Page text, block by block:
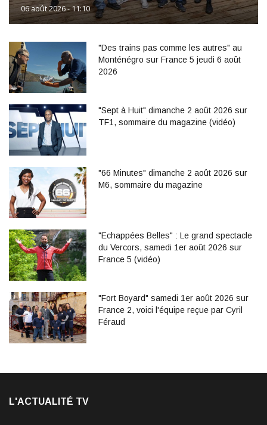
06 août 2026 - 11:10
"Des trains pas comme les autres" au
Monténégro sur France 5 jeudi 6 août
2026
"Sept à Huit" dimanche 2 août 2026 sur
TF1, sommaire du magazine (vidéo)
"66 Minutes" dimanche 2 août 2026 sur
M6, sommaire du magazine
"Echappées Belles" : Le grand spectacle
du Vercors, samedi 1er août 2026 sur
France 5 (vidéo)
"Fort Boyard" samedi 1er août 2026 sur
France 2, voici l'équipe reçue par Cyril
Féraud
L'ACTUALITÉ TV